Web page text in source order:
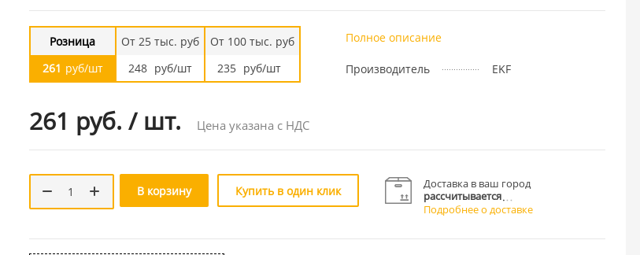
Розница
261 руб/шт
От 25 тыс. руб
248 руб/шт
От 100 тыс. руб
235 руб/шт
261 руб. / шт. Цена указана с НДС
Полное описание
Производитель EKF
В корзину Купить в один клик
Доставка в ваш город
рассчитывается
Подробнее о доставке